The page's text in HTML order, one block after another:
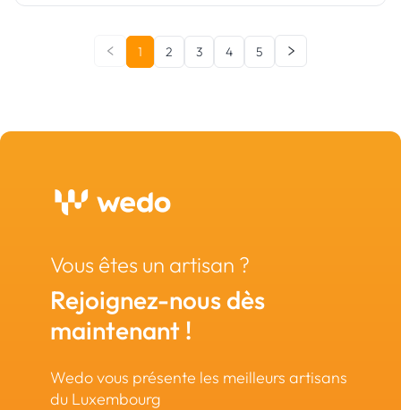
1 2 3 4 5
Vous êtes un artisan ?
Rejoignez-nous dès
maintenant !
Wedo vous présente les meilleurs artisans
du Luxembourg